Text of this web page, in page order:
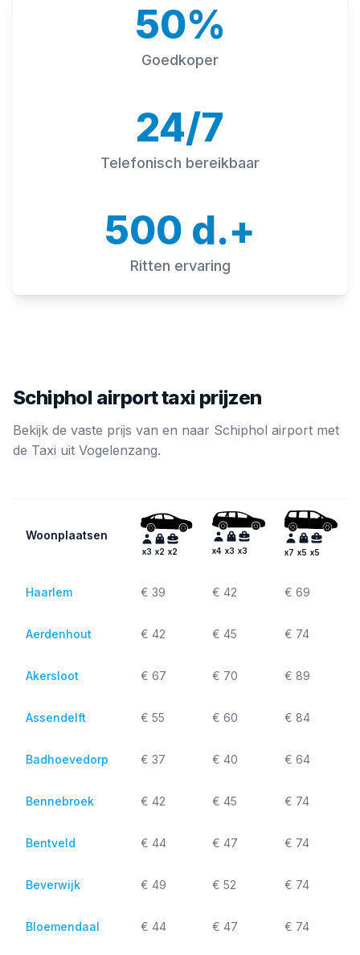
Goedkoper
50%
Telefonisch bereikbaar
24/7
Ritten ervaring
500 d.+
Schiphol airport taxi prijzen
Bekijk de vaste prijs van en naar Schiphol airport met
de Taxi uit Vogelenzang.
Woonplaatsen
x3 x2 x2 x4 x3 x3 x7 x5 x5
Haarlem € 39 € 42 € 69
Aerdenhout € 42 € 45 € 74
Akersloot € 67 € 70 € 89
Assendelft € 55 € 60 € 84
Badhoevedorp € 37 € 40 € 64
Bennebroek € 42 € 45 € 74
Bentveld € 44 € 47 € 74
Beverwijk € 49 € 52 € 74
Bloemendaal € 44 € 47 € 74